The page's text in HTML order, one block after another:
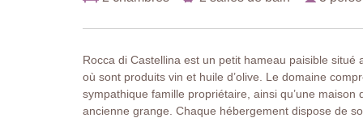
Rocca di Castellina est un petit hameau paisible
où sont produits vin et huile d’olive. Le domaine
sympathique famille propriétaire, ainsi qu’une
ancienne grange. Chaque hébergement dispose de